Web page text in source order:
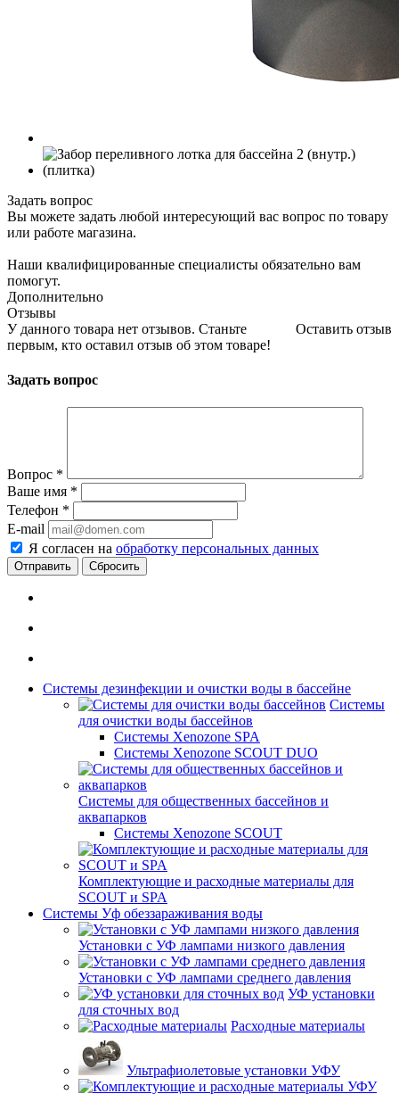
Задать вопрос
Вы можете задать любой интересующий вас вопрос по товару
или работе магазина.
Наши квалифицированные специалисты обязательно вам
помогут.
Дополнительно
Отзывы
Оставить отзыв
У данного товара нет отзывов. Станьте
первым, кто оставил отзыв об этом товаре!
Задать вопрос
Вопрос *
Ваше имя *
Телефон *
E-mail
Я согласен на обработку персональных данных
Сбросить
Системы дезинфекции и очистки воды в бассейне
Системы
для очистки воды бассейнов
Системы Xenozone SPA
Системы Xenozone SCOUT DUO
Системы для общественных бассейнов и
аквапарков
Системы Xenozone SCOUT
Комплектующие и расходные материалы для
SCOUT и SPA
Системы Уф обеззараживания воды
Установки с УФ лампами низкого давления
Установки с УФ лампами среднего давления
УФ установки
для сточных вод
Расходные материалы
Ультрафиолетовые установки УФУ